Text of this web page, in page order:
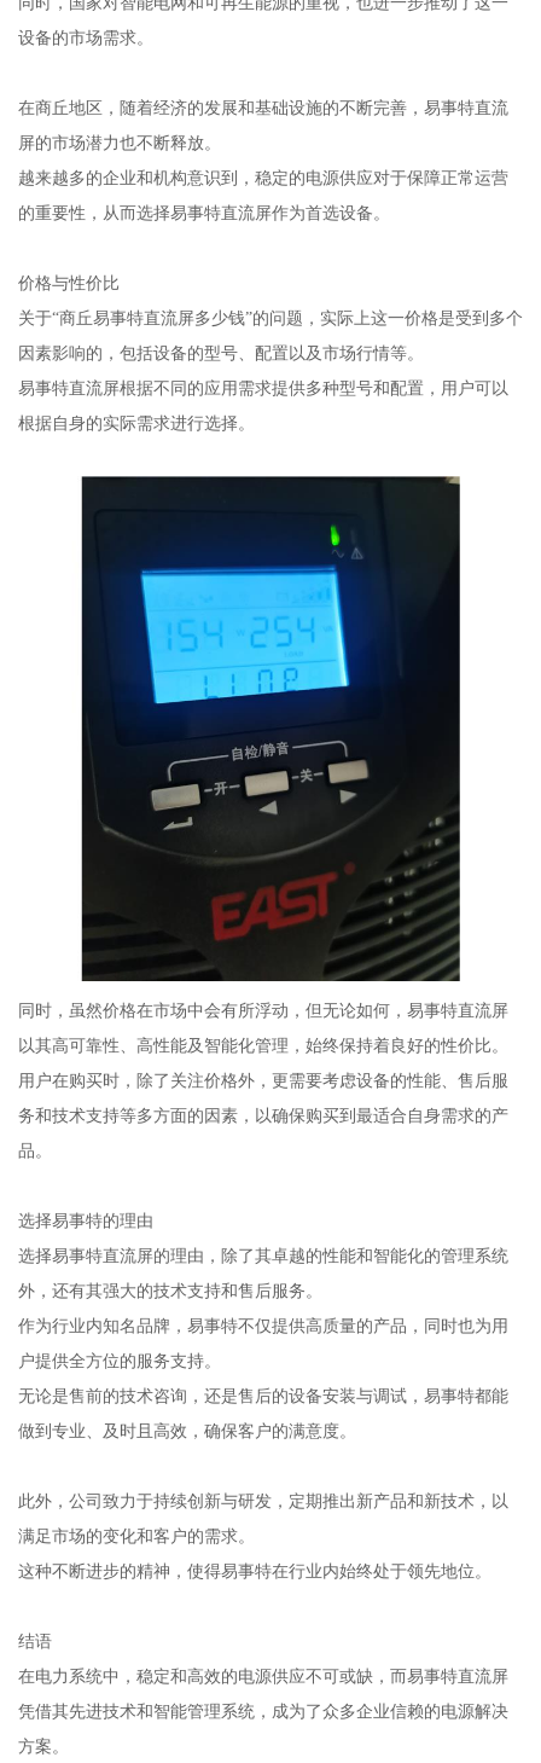
设备的市场需求。
在商丘地区，随着经济的发展和基础设施的不断完善，易事特直流
屏的市场潜力也不断释放。
越来越多的企业和机构意识到，稳定的电源供应对于保障正常运营
的重要性，从而选择易事特直流屏作为首选设备。
价格与性价比
关于“商丘易事特直流屏多少钱”的问题，实际上这一价格是受到多个
因素影响的，包括设备的型号、配置以及市场行情等。
易事特直流屏根据不同的应用需求提供多种型号和配置，用户可以
根据自身的实际需求进行选择。
同时，虽然价格在市场中会有所浮动，但无论如何，易事特直流屏
以其高可靠性、高性能及智能化管理，始终保持着良好的性价比。
用户在购买时，除了关注价格外，更需要考虑设备的性能、售后服
务和技术支持等多方面的因素，以确保购买到最适合自身需求的产
品。
选择易事特的理由
选择易事特直流屏的理由，除了其卓越的性能和智能化的管理系统
外，还有其强大的技术支持和售后服务。
作为行业内知名品牌，易事特不仅提供高质量的产品，同时也为用
户提供全方位的服务支持。
无论是售前的技术咨询，还是售后的设备安装与调试，易事特都能
做到专业、及时且高效，确保客户的满意度。
此外，公司致力于持续创新与研发，定期推出新产品和新技术，以
满足市场的变化和客户的需求。
这种不断进步的精神，使得易事特在行业内始终处于领先地位。
结语
在电力系统中，稳定和高效的电源供应不可或缺，而易事特直流屏
凭借其先进技术和智能管理系统，成为了众多企业信赖的电源解决
方案。